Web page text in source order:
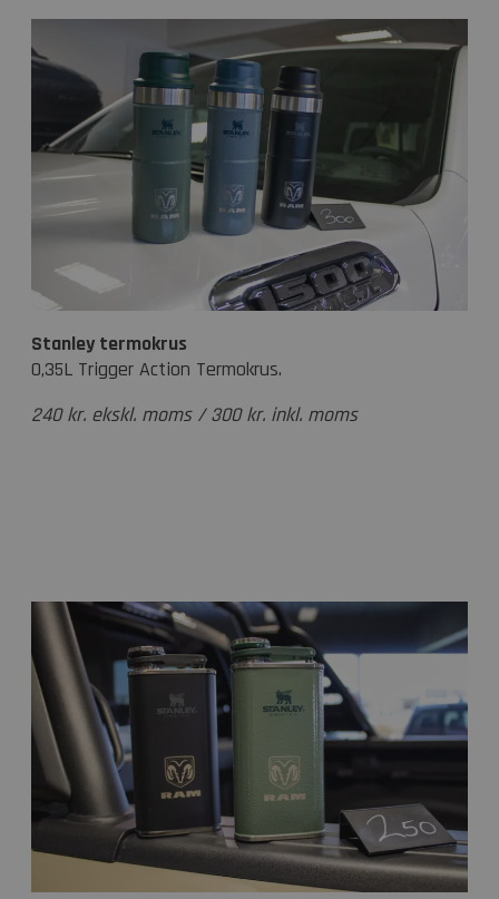
Stanley termokrus
0,35L Trigger Action Termokrus.
240 kr. ekskl. moms / 300 kr. inkl. moms